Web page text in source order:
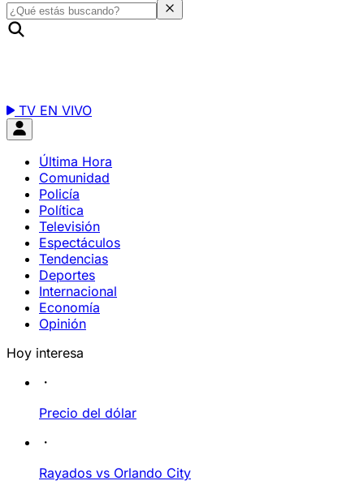
TV EN VIVO
Última Hora
Comunidad
Policía
Política
Televisión
Espectáculos
Tendencias
Deportes
Internacional
Economía
Opinión
Hoy interesa
Precio del dólar
Rayados vs Orlando City